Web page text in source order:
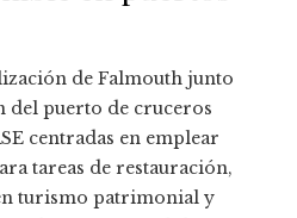
de Falmouth junto
del puerto de cruceros
centradas en emplear
tareas de restauración,
turismo patrimonial y